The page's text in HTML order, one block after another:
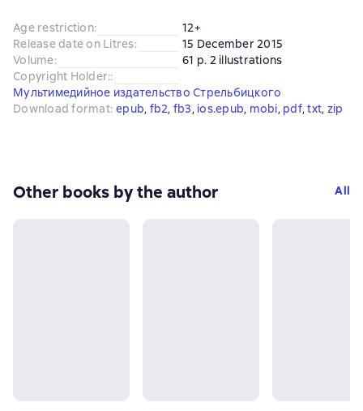
Age restriction:
12+
Release date on Litres:
15 December 2015
Volume:
61 p. 2 illustrations
Copyright Holder::
Мультимедийное издательство Стрельбицкого
Download format: epub, fb2, fb3, ios.epub, mobi, pdf, txt, zip
Other books by the author All